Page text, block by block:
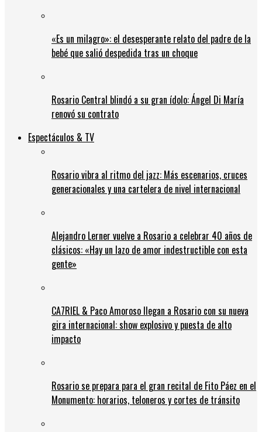
«Es un milagro»: el desesperante relato del padre de la
bebé que salió despedida tras un choque
Rosario Central blindó a su gran ídolo: Ángel Di María
renovó su contrato
Espectáculos & TV
Rosario vibra al ritmo del jazz: Más escenarios, cruces
generacionales y una cartelera de nivel internacional
Alejandro Lerner vuelve a Rosario a celebrar 40 años de
clásicos: «Hay un lazo de amor indestructible con esta
gente»
CA7RIEL & Paco Amoroso llegan a Rosario con su nueva
gira internacional: show explosivo y puesta de alto
impacto
Rosario se prepara para el gran recital de Fito Páez en el
Monumento: horarios, teloneros y cortes de tránsito